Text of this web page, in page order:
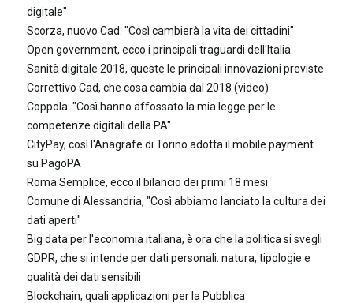
digitale"
Scorza, nuovo Cad: "Così cambierà la vita dei cittadini"
Open government, ecco i principali traguardi dell'Italia
Sanità digitale 2018, queste le principali innovazioni previste
Correttivo Cad, che cosa cambia dal 2018 (video)
Coppola: "Così hanno affossato la mia legge per le
competenze digitali della PA"
CityPay, così l'Anagrafe di Torino adotta il mobile payment
su PagoPA
Roma Semplice, ecco il bilancio dei primi 18 mesi
Comune di Alessandria, "Così abbiamo lanciato la cultura dei
dati aperti"
Big data per l'economia italiana, è ora che la politica si svegli
GDPR, che si intende per dati personali: natura, tipologie e
qualità dei dati sensibili
Blockchain, quali applicazioni per la Pubblica